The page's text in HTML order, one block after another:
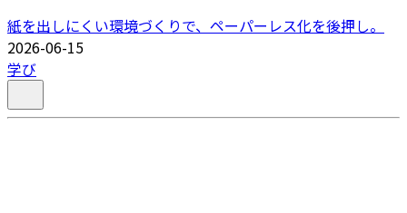
紙を出しにくい環境づくりで、ペーパーレス化を後押し。
2026-06-15
学び